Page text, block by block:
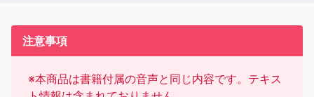
注意事項
※本商品は書籍付属の音声と同じ内容です。テキス